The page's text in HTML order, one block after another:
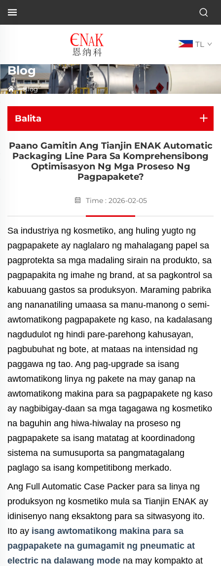
TL
Blog
>Blog
Balita
Paano Gamitin Ang Tianjin ENAK Automatic
Packaging Line Para Sa Komprehensibong
Optimisasyon Ng Mga Proseso Ng
Pagpapakete?
Time : 2026-02-05
Sa industriya ng kosmetiko, ang huling yugto ng
pagpapakete ay naglalaro ng mahalagang papel sa
pagprotekta sa mga madaling sirain na produkto, sa
pagpapakita ng imahe ng brand, at sa pagkontrol sa
kabuuang gastos sa produksyon. Maraming pabrika
ang nananatiling umaasa sa manu-manong o semi-
awtomatikong pagpapakete ng kaso, na kadalasang
nagdudulot ng hindi pare-parehong kahusayan,
pagbubuhat ng bote, at mataas na intensidad ng
paggawa ng tao. Ang pag-upgrade sa isang
awtomatikong linya ng pakete na may ganap na
awtomatikong makina para sa pagpapakete ng kaso
ay nagbibigay-daan sa mga tagagawa ng kosmetiko
na baguhin ang hiwa-hiwalay na proseso ng
pagpapakete sa isang matatag at koordinadong
sistema na sumusuporta sa pangmatagalang
paglago sa isang kompetitibong merkado.
Ang Full Automatic Case Packer para sa linya ng
produksyon ng kosmetiko mula sa Tianjin ENAK ay
idinisenyo nang eksaktong para sa sitwasyong ito.
Ito ay isang awtomatikong makina para sa
pagpapakete na gumagamit ng pneumatic at
electric na dalawang mode na may kompakto at